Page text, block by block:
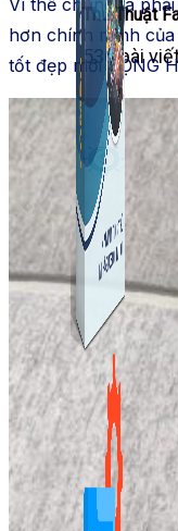
Thủ Thuật
536 bài
Kiếm Tiền
1,422 bài
Combo
Combo 3
mà ATPTeam
Vì thế chúng ta
hơn chính mình
tốt đẹp mới CỘNG